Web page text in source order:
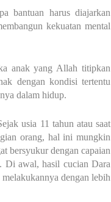
bantuan harus diajarkan
kekuatan mental
anak yang Allah titipkan
dengan kondisi tertentu
dalam hidup.
usia 11 tahun atau saat
orang, hal ini mungkin
bersyukur dengan capaian
Di awal, hasil cucian Dara
dengan lebih